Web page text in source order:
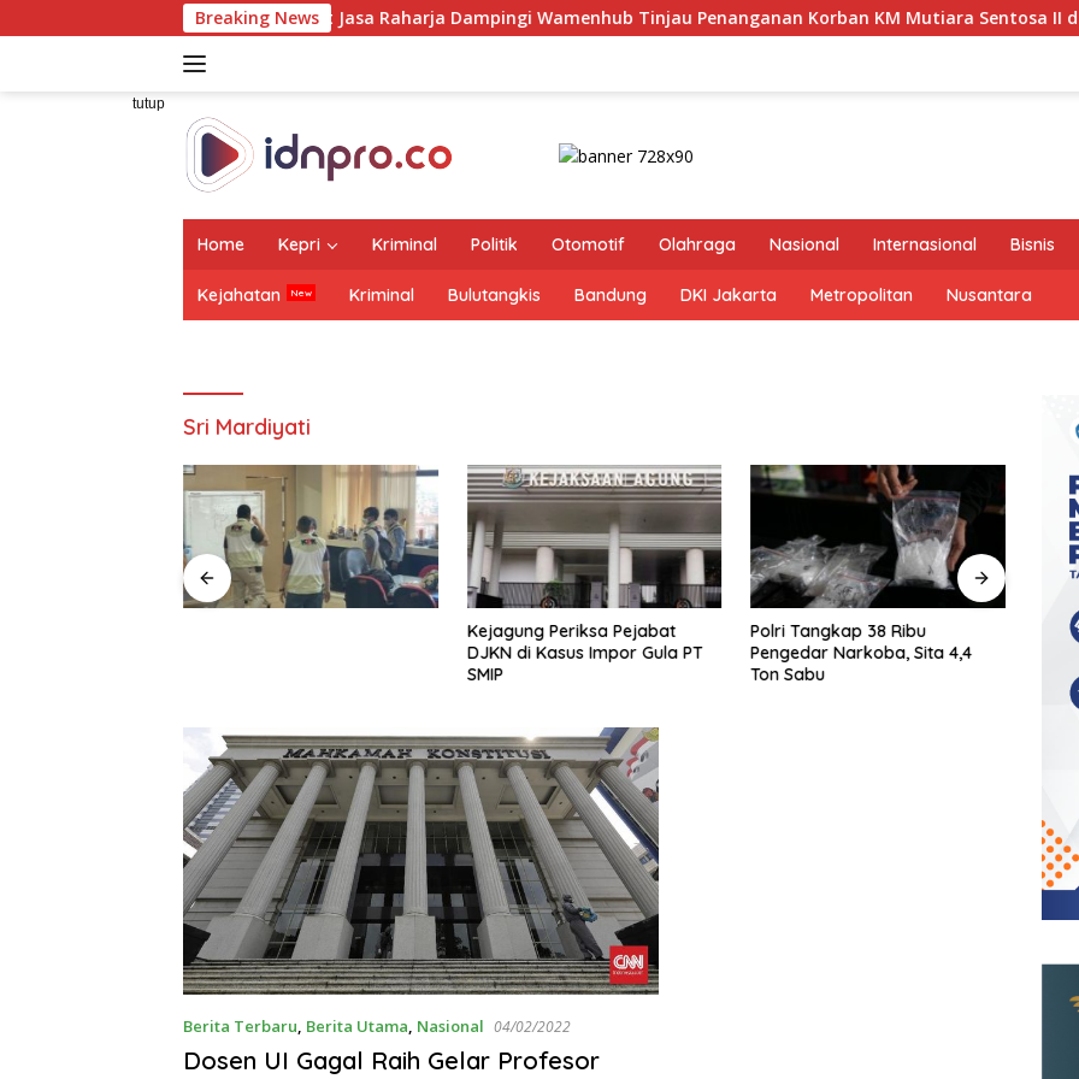
ke
Breaking News
Dirut Jasa Raharja Dampingi Wamenhub Tinjau Penanganan Korban KM Mutiara Sentosa II di RS PHC Surabaya
tutup
Home Kepri Kriminal Politik Otomotif Olahraga Nasional Internasional Bisnis
Kejahatan Kriminal Bulutangkis Bandung DKI Jakarta Metropolitan Nusantara
Sri Mardiyati
Kejagung Periksa Pejabat
DJKN di Kasus Impor Gula PT
SMIP
Polri Tangkap 38 Ribu
Pengedar Narkoba, Sita 4,4
Ton Sabu
Berita Terbaru, Berita Utama, Nasional 04/02/2022
Dosen UI Gagal Raih Gelar Profesor